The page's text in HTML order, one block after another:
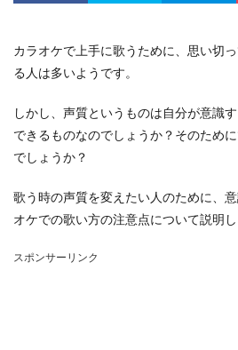
カラオケで上手に歌うために、思い切
る人は多いようです。
しかし、声質というものは自分が意識
できるものなのでしょうか？そのため
でしょうか？
歌う時の声質を変えたい人のために、
オケでの歌い方の注意点について説明し
スポンサーリンク